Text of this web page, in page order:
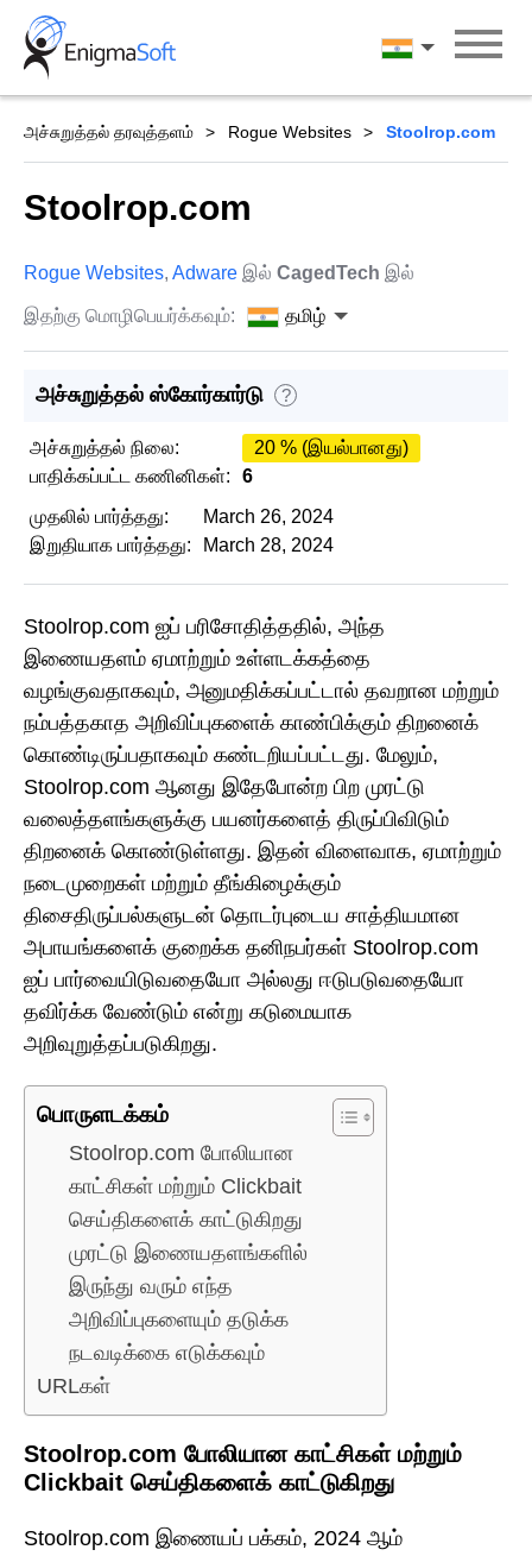
Skip
content
தமிழ்
அச்சுறுத்தல் தரவுத்தளம் Rogue Websites Stoolrop.com
Stoolrop.com
Rogue Websites, Adware இல் CagedTech இல்
இதற்கு மொழிபெயர்க்கவும்: தமிழ்
அச்சுறுத்தல் ஸ்கோர்கார்டு ?
அச்சுறுத்தல் நிலை:
20 % (இயல்பானது)
பாதிக்கப்பட்ட கணினிகள்:
6
முதலில் பார்த்தது:
March 26, 2024
இறுதியாக பார்த்தது:
March 28, 2024
Stoolrop.com ஐப் பரிசோதித்ததில், அந்த
இணையதளம் ஏமாற்றும் உள்ளடக்கத்தை
வழங்குவதாகவும், அனுமதிக்கப்பட்டால் தவறான மற்றும்
நம்பத்தகாத அறிவிப்புகளைக் காண்பிக்கும் திறனைக்
கொண்டிருப்பதாகவும் கண்டறியப்பட்டது. மேலும்,
Stoolrop.com ஆனது இதேபோன்ற பிற முரட்டு
வலைத்தளங்களுக்கு பயனர்களைத் திருப்பிவிடும்
திறனைக் கொண்டுள்ளது. இதன் விளைவாக, ஏமாற்றும்
நடைமுறைகள் மற்றும் தீங்கிழைக்கும்
திசைதிருப்பல்களுடன் தொடர்புடைய சாத்தியமான
அபாயங்களைக் குறைக்க தனிநபர்கள் Stoolrop.com
ஐப் பார்வையிடுவதையோ அல்லது ஈடுபடுவதையோ
தவிர்க்க வேண்டும் என்று கடுமையாக
அறிவுறுத்தப்படுகிறது.
பொருளடக்கம்
Stoolrop.com போலியான
காட்சிகள் மற்றும் Clickbait
செய்திகளைக் காட்டுகிறது
முரட்டு இணையதளங்களில்
இருந்து வரும் எந்த
அறிவிப்புகளையும் தடுக்க
நடவடிக்கை எடுக்கவும்
URLகள்
Stoolrop.com போலியான காட்சிகள் மற்றும்
Clickbait செய்திகளைக் காட்டுகிறது
Stoolrop.com இணையப் பக்கம், 2024 ஆம்